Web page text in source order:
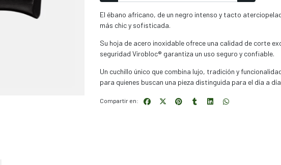
El ébano africano, de un negro intenso y tacto
más chic y sofisticada.
Su hoja de acero inoxidable ofrece una calidad de corte
seguridad Virobloc® garantiza un uso seguro y confiable.
Un cuchillo único que combina lujo, tradición y
para quienes buscan una pieza distinguida para el día a
Compartir en: